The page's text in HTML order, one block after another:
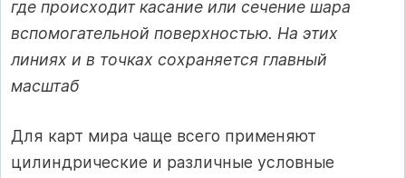
где происходит касание или сечение шара
вспомогательной поверхностью. На этих
линиях и в точках сохраняется главный
масштаб
Для карт мира чаще всего применяют
цилиндрические и различные условные